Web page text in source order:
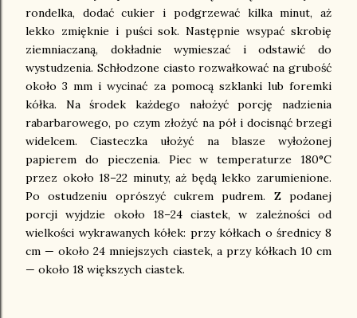
rondelka, dodać cukier i podgrzewać kilka minut, aż
lekko zmięknie i puści sok. Następnie wsypać skrobię
ziemniaczaną, dokładnie wymieszać i odstawić do
wystudzenia. Schłodzone ciasto rozwałkować na grubość
około 3 mm i wycinać za pomocą szklanki lub foremki
kółka. Na środek każdego nałożyć porcję nadzienia
rabarbarowego, po czym złożyć na pół i docisnąć brzegi
widelcem. Ciasteczka ułożyć na blasze wyłożonej
papierem do pieczenia. Piec w temperaturze 180°C
przez około 18–22 minuty, aż będą lekko zarumienione.
Po ostudzeniu oprószyć cukrem pudrem. Z podanej
porcji wyjdzie około 18–24 ciastek, w zależności od
wielkości wykrawanych kółek: przy kółkach o średnicy 8
cm — około 24 mniejszych ciastek, a przy kółkach 10 cm
— około 18 większych ciastek.